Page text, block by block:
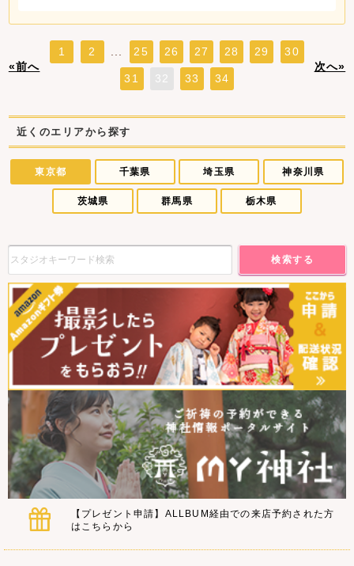
«前へ
1 2 25 26 27 28 29 30
31 32 33 34
次へ»
近くのエリアから探す
東京都 千葉県 埼玉県 神奈川県
茨城県 群馬県 栃木県
検索する
【プレゼント申請】ALLBUM経由での来店予約された方
はこちらから